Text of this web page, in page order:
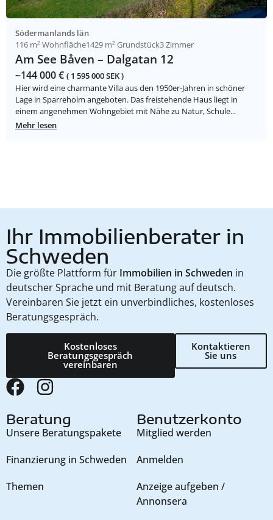
Södermanlands län
116 m² Wohnfläche1429 m² Grundstück3 Zimmer
Am See Båven – Dalgatan 12
~144 000 € ( 1 595 000 SEK )
Hier wird eine charmante Villa aus den 1950er-Jahren in schöner
Lage in Sparreholm angeboten. Das freistehende Haus liegt in
einem angenehmen Wohngebiet mit Nähe zu Natur, Schule...
Mehr lesen
Ihr Immobilienberater in
Schweden
Die größte Plattform für Immobilien in Schweden in
deutscher Sprache und mit Beratung auf deutsch.
Vereinbaren Sie jetzt ein unverbindliches, kostenloses
Beratungsgespräch.
Kostenloses
Beratungsgespräch
vereinbaren
Kontaktieren
Sie uns
Beratung
Unsere Beratungspakete
Finanzierung in Schweden
Themen
Benutzerkonto
Mitglied werden
Anmelden
Anzeige aufgeben /
Annonsera